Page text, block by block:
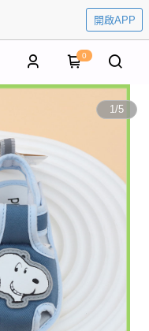
開啟APP
0
1/5